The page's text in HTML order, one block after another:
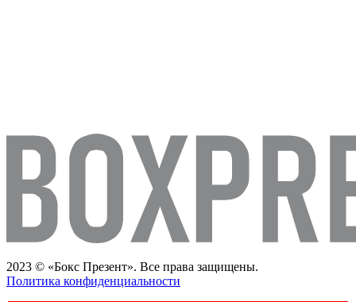
2023 © «Бокс Презент». Все права защищены.
Политика конфиденциальности